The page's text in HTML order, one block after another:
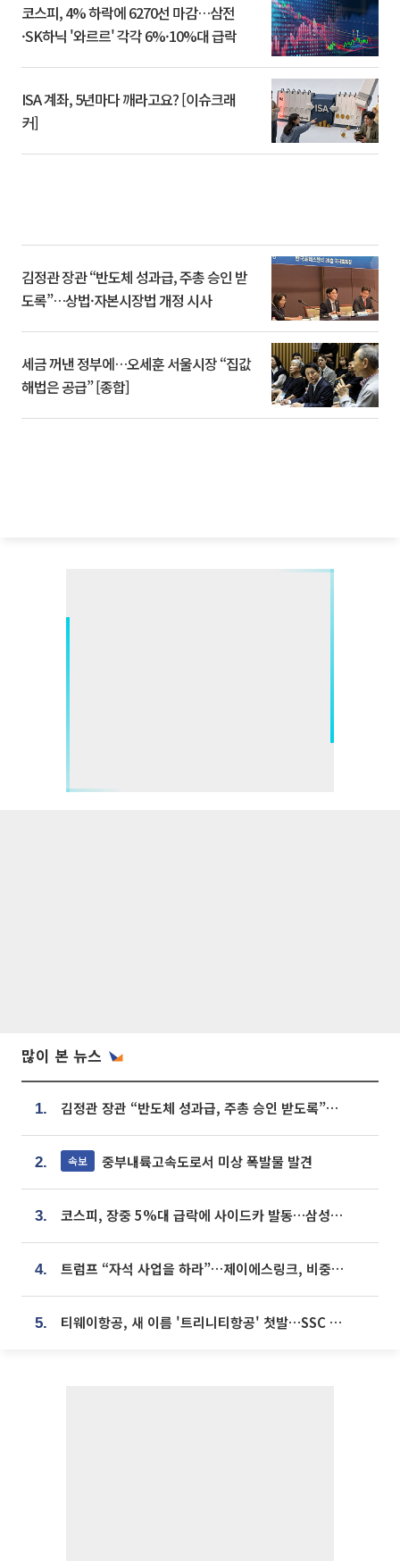
코스피, 4% 하락에 6270선 마감…삼전
·SK하닉 '와르르' 각각 6%·10%대 급락
ISA 계좌, 5년마다 깨라고요? [이슈크래
커]
김정관 장관 “반도체 성과급, 주총 승인 받
도록”…상법·자본시장법 개정 시사
세금 꺼낸 정부에…오세훈 서울시장 “집값
해법은 공급” [종합]
많이 본 뉴스
1. 김정관 장관 “반도체 성과급, 주총 승인 받도록”…상법·자본시장법 개정 시사
2. 속보 중부내륙고속도로서 미상 폭발물 발견
3. 코스피, 장중 5%대 급락에 사이드카 발동…삼성·SK 동반 폭락
4. 트럼프 “자석 사업을 하라”…제이에스링크, 비중국 영구자석 공급망 구축 속도
5. 티웨이항공, 새 이름 '트리니티항공' 첫발…SSC 전략 본격화